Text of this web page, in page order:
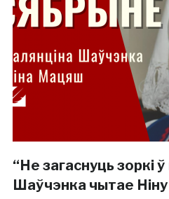
“Не загаснуць зоркі
Шаўчэнка чытае